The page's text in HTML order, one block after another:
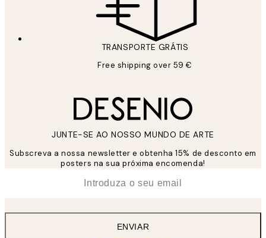
TRANSPORTE GRÁTIS
Free shipping over 59 €
JUNTE-SE AO NOSSO MUNDO DE ARTE
Subscreva a nossa newsletter e obtenha 15% de desconto em
posters na sua próxima encomenda!
ENVIAR